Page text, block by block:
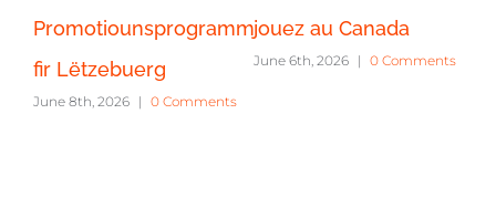
0 Comments
contemporâneos
exclusivamente em
Portugal.
June 8th, 2026